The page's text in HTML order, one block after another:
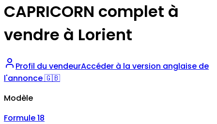
CAPRICORN complet à
vendre à Lorient
Profil du vendeurAccéder à la version anglaise de
l'annonce 🇬🇧
Modèle
Formule 18